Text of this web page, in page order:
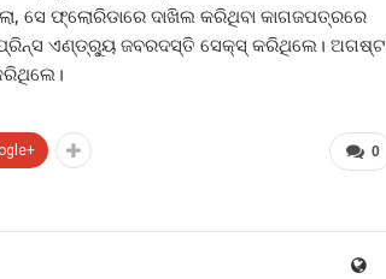
ସେ ଫ୍ଲୋରିଡାରେ ଦାଖିଲ କରିଥିବା କାଗଜପତ୍ରରେ
ପ୍ରିନ୍ସ ଏଣ୍ଡ୍ର୍ୟୁ ଜବରଦସ୍ତି ସେକ୍ସ୍ କରିଥିଲେ। ଅଗଷ୍ଟ
0